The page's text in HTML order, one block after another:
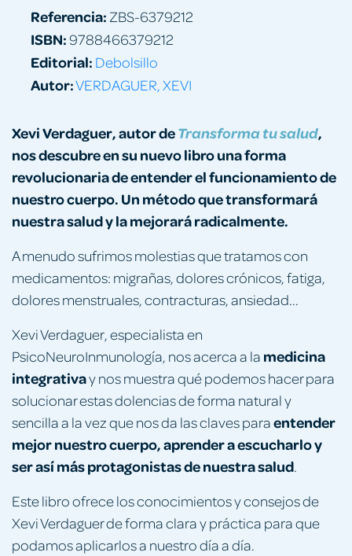
XeviVerdaguer, autor deTransforma tu salud,
nos descubre en su nuevo libro una forma
revolucionaria de entender el funcionamiento de
nuestro cuerpo. Un método que transformará
nuestra salud y la mejorará radicalmente.
A menudo sufrimos molestias que tratamos con
medicamentos: migrañas, dolores crónicos, fatiga,
dolores menstruales, contracturas, ansiedad...
Xevi Verdaguer, especialista en
PsicoNeuroInmunología, nos acerca a la medicina
integrativay nos muestra qué podemos hacer para
solucionar estas dolencias de forma natural y
sencilla a la vez que nos da las claves paraentender
mejor nuestro cuerpo, aprender a escucharlo y
ser así más protagonistas de nuestra salud.
Este libro ofrece los conocimientos y consejos de
Xevi Verdaguer de forma clara y práctica para que
podamos aplicarlos a nuestro día a día.
Referencia: ZBS-6379212
ISBN:9788466379212
Editorial: Debolsillo
Autor:VERDAGUER, XEVI